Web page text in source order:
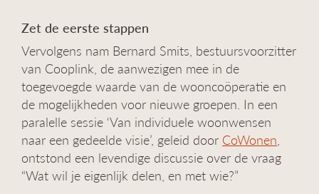
Zet de eerste stappen
Vervolgens nam Bernard Smits, bestuursvoorzitter
van Cooplink, de aanwezigen mee in de
toegevoegde waarde van de wooncoöperatie en
de mogelijkheden voor nieuwe groepen. In een
paralelle sessie ‘Van individuele woonwensen
naar een gedeelde visie’, geleid door CoWonen,
ontstond een levendige discussie over de vraag
“Wat wil je eigenlijk delen, en met wie?”